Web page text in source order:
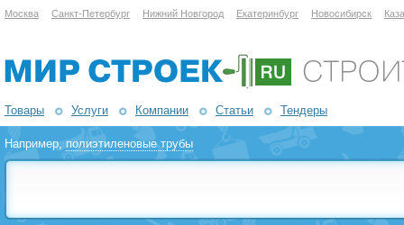
Москва Санкт-Петербург Нижний Новгород Екатеринбург Новосибирск
Товары Услуги Компании Статьи Тендеры
Например,полиэтиленовые трубы